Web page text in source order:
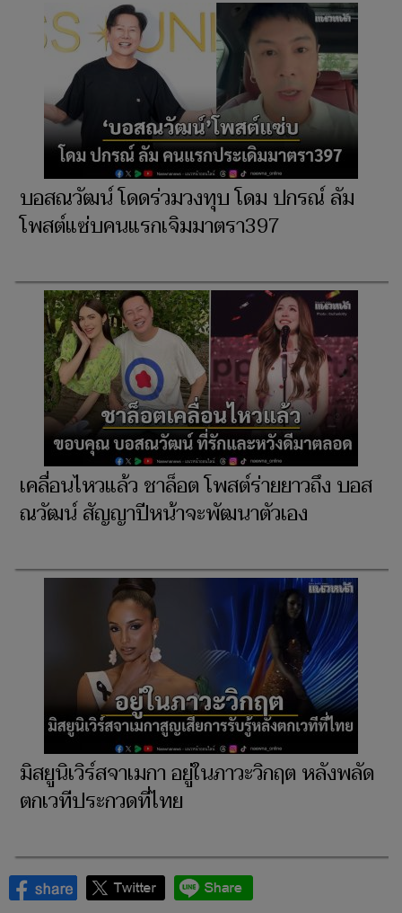
บอสณวัฒน์ โดดร่วมวงทุบ โดม ปกรณ์ ลัม
โพสต์แซ่บคนแรกเจิมมาตรา397
เคลื่อนไหวแล้ว ชาล็อต โพสต์ร่ายยาวถึง บอส
ณวัฒน์ สัญญาปีหน้าจะพัฒนาตัวเอง
มิสยูนิเวิร์สจาเมกา อยู่ในภาวะวิกฤต หลังพลัด
ตกเวทีประกวดที่ไทย